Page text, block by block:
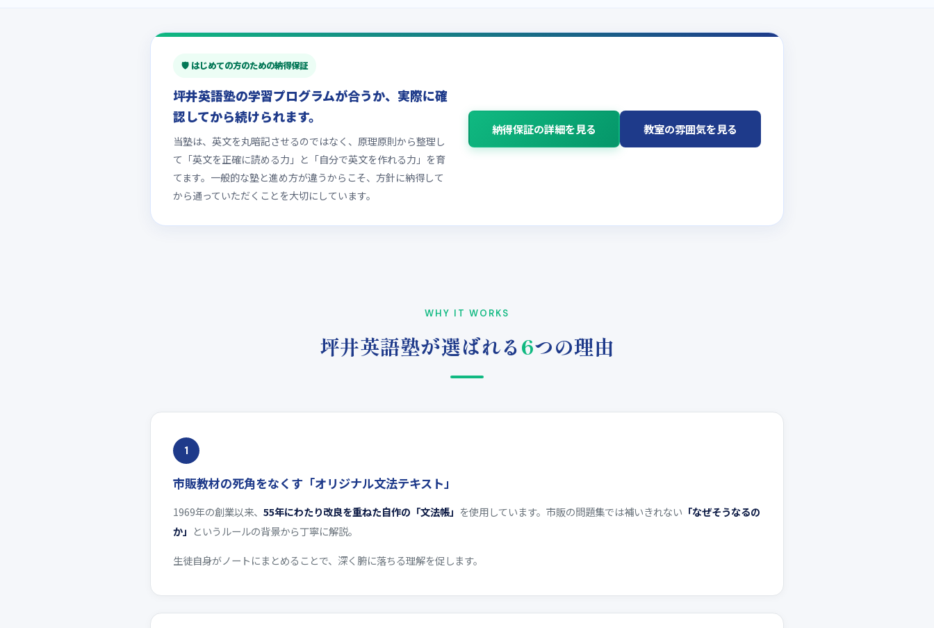
🛡️ はじめての方のための納得保証
坪井英語塾の学習プログラムが合うか、実際に確
認してから続けられます。
当塾は、英文を丸暗記させるのではなく、原理原則から整理し
て「英文を正確に読める力」と「自分で英文を作れる力」を育
てます。一般的な塾と進め方が違うからこそ、方針に納得して
から通っていただくことを大切にしています。
納得保証の詳細を見る 教室の雰囲気を見る
WHY IT WORKS
坪井英語塾が選ばれる6つの理由
1
市販教材の死角をなくす「オリジナル文法テキスト」
1969年の創業以来、 55年にわたり改良を重ねた自作の「文法帳」 を使用しています。市販の問題集では補いきれない 「なぜそうなるの
か」 というルールの背景から丁寧に解説。
生徒自身がノートにまとめることで、深く腑に落ちる理解を促します。